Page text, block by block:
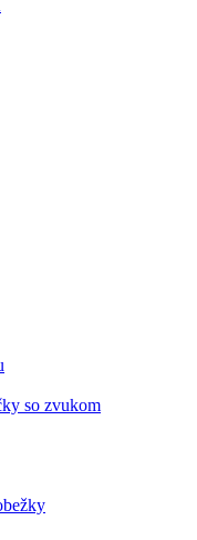
so zvukom